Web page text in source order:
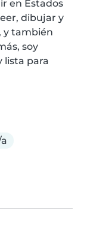
en Estados
dibujar y
y también
soy
lista para